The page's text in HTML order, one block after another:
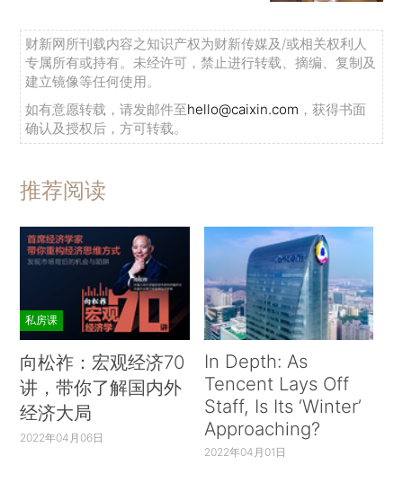
财新网所刊载内容之知识产权为财新传媒及/或相关权利人
专属所有或持有。未经许可，禁止进行转载、摘编、复制及
建立镜像等任何使用。
如有意愿转载，请发邮件至hello@caixin.com ，获得书面
确认及授权后，方可转载。
推荐阅读
私房课
向松祚：宏观经济70
讲，带你了解国内外
经济大局
2022年04月06日
In Depth: As
Tencent Lays Off
Staff, Is Its ‘Winter’
Approaching?
2022年04月01日